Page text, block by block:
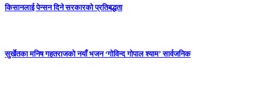
किसानलाई पेन्सन दिने सरकारको प्रतिबद्धता
सुर्खेतका मनिष गहतराजको नयाँ भजन ‘गोविन्द गोपाल श्याम’ सार्वजनिक